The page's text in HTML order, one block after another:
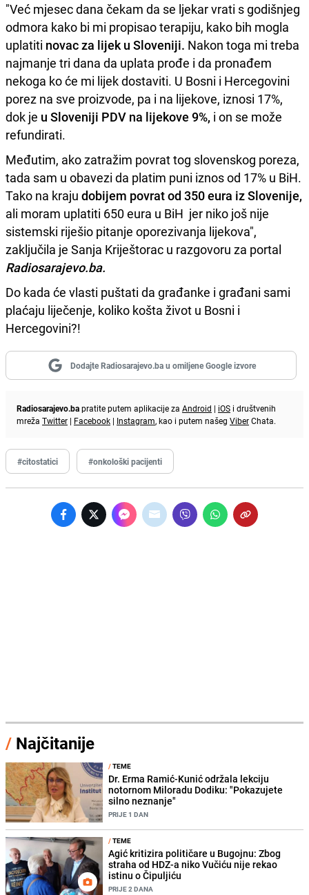
"Već mjesec dana čekam da se ljekar vrati s godišnjeg
odmora kako bi mi propisao terapiju, kako bih mogla
uplatiti novac za lijek u Sloveniji. Nakon toga mi treba
najmanje tri dana da uplata prođe i da pronađem
nekoga ko će mi lijek dostaviti. U Bosni i Hercegovini
porez na sve proizvode, pa i na lijekove, iznosi 17%,
dok je u Sloveniji PDV na lijekove 9%, i on se može
refundirati.
Međutim, ako zatražim povrat tog slovenskog poreza,
tada sam u obavezi da platim puni iznos od 17% u BiH.
Tako na kraju dobijem povrat od 350 eura iz Slovenije,
ali moram uplatiti 650 eura u BiH jer niko još nije
sistemski riješio pitanje oporezivanja lijekova",
zaključila je Sanja Kriještorac u razgovoru za portal
Radiosarajevo.ba.
Do kada će vlasti puštati da građanke i građani sami
plaćaju liječenje, koliko košta život u Bosni i
Hercegovini?!
Dodajte Radiosarajevo.ba u omiljene Google izvore
Radiosarajevo.bapratite putem aplikacije za Android | iOS i društvenih
mreža Twitter | Facebook | Instagram, kao i putem našeg ViberChata.
#citostatici #onkološki pacijenti
/ Najčitanije
/TEME
Dr. Erma Ramić-Kunić održala lekciju
notornom Miloradu Dodiku: "Pokazujete
silno neznanje"
PRIJE 1 DAN
/TEME
Agić kritizira političare u Bugojnu: Zbog
straha od HDZ-a niko Vučiću nije rekao
istinu o Čipuljiću
PRIJE 2 DANA